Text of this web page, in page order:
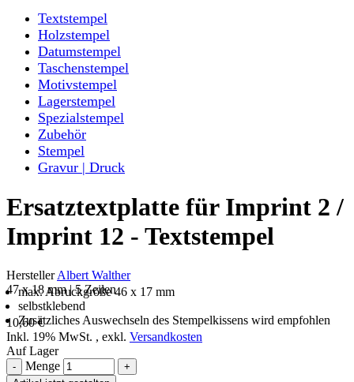
Textstempel
Holzstempel
Datumstempel
Taschenstempel
Motivstempel
Lagerstempel
Spezialstempel
Zubehör
Stempel
Gravur | Druck
Ersatztextplatte für Imprint 2 /
Imprint 12 - Textstempel
HerstellerAlbert Walther
47 x 18 mm | 5 Zeilen
max. Abruckgröße 46 x 17 mm
selbstklebend
Zusätzliches Auswechseln des Stempelkissens wird empfohlen
10,60 €
Inkl. 19% MwSt. , exkl. Versandkosten
Auf Lager
- Menge
+